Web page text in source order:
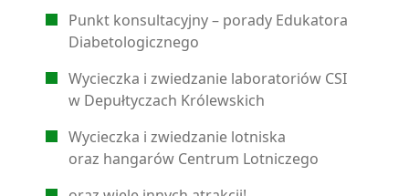
Punkt konsultacyjny – porady Edukatora
Diabetologicznego
Wycieczka i zwiedzanie laboratoriów CSI
w Depułtyczach Królewskich
Wycieczka i zwiedzanie lotniska
oraz hangarów Centrum Lotniczego